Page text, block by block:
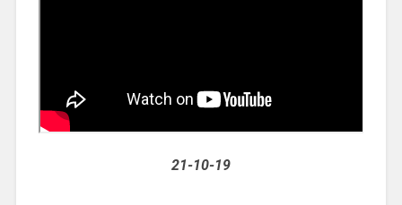
21-10-19